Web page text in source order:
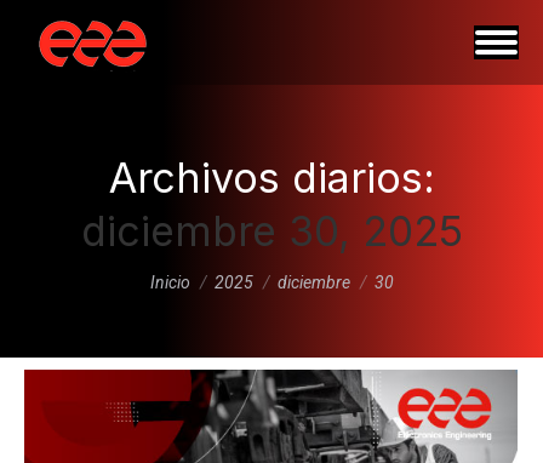
Archivos diarios:
diciembre 30, 2025
Estás aquí:
Inicio 2025 diciembre 30